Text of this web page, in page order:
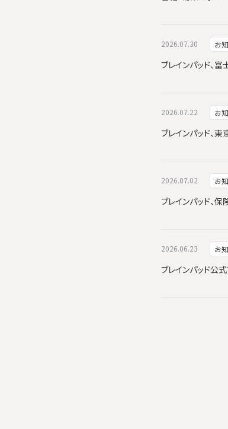
2026.07.30 お
ブレインパッド、
2026.07.22 お
ブレインパッド、
2026.07.02 お
ブレインパッド、
2026.06.23 お
ブレインパッド公